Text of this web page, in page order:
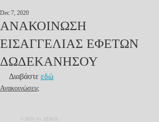
ΑΝΑΚΟΙΝΩΣΗ
ΕΙΣΑΓΓΕΛΙΑΣ ΕΦΕΤΩΝ
ΔΩΔΕΚΑΝΗΣΟΥ
Dec 7, 2020
Διαβάστε εδώ
Ανακοινώσεις
© 2026 by ΔΣΚΩ